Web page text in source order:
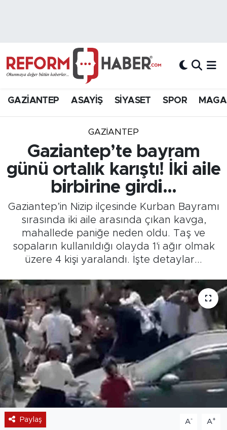
GAZİANTEP ASAYİŞ SİYASET SPOR
GAZIANTEP
Gaziantep’te bayram
günü ortalık karıştı! İki aile
birbirine girdi...
Gaziantep’in Nizip ilçesinde Kurban Bayramı
sırasında iki aile arasında çıkan kavga,
mahallede paniğe neden oldu. Taş ve
sopaların kullanıldığı olayda 1'i ağır olmak
üzere 4 kişi yaralandı. İşte detaylar...
Paylaş A- A+
Hava Durumu
Süper Lig Puan Durumu ve Fikstür
Tüm Manşetler
Son Dakika Haberleri
Haber Arşivi